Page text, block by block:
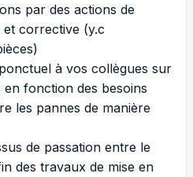
par des actions de
corrective (y.c
à vos collègues sur
fonction des besoins
les pannes de manière
de passation entre le
des travaux de mise en